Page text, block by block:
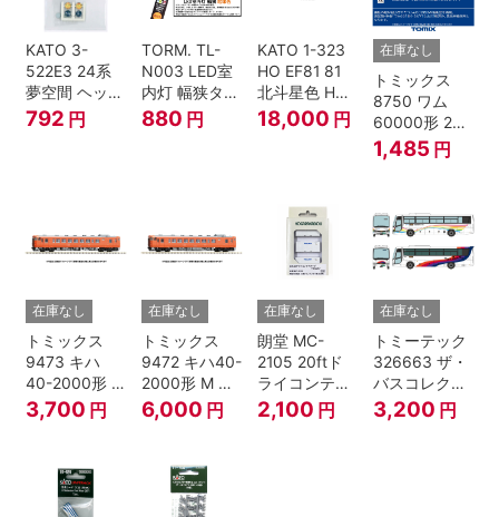
KATO 3-
522E3 24系
夢空間 ヘッド
マーク 4種各1
792 円
TORM. TL-
N003 LED室
内灯 幅狭タイ
プ・電球色 1
本 鉄道模型
880 円
KATO 1-323
HO EF81 81
北斗星色 HO
ゲージ
18,000 円
在庫なし
トミックス
8750 ワム
60000形 2両
セット Nゲー
ジ
1,485 円
在庫なし
トミックス
9473 キハ
40-2000形 T
Nゲージ
3,700 円
在庫なし
トミックス
9472 キハ40-
2000形 M N
ゲージ
6,000 円
在庫なし
朗堂 MC-
2105 20ftド
ライコンテナ
タイプ
TRANCY
2,100 円
在庫なし
トミーテック
326663 ザ・
バスコレクシ
ョン 西日本鉄
道・九州産交
3,200 円